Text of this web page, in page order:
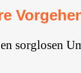
sorglosen